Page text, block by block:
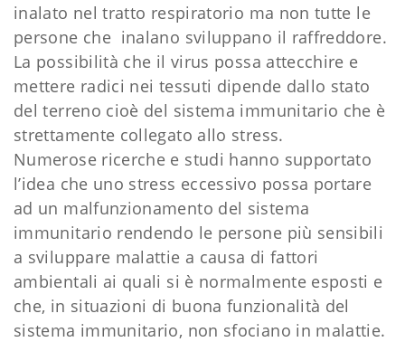
inalato nel tratto respiratorio ma non tutte le
persone che inalano sviluppano il raffreddore.
La possibilità che il virus possa attecchire e
mettere radici nei tessuti dipende dallo stato
del terreno cioè del sistema immunitario che è
strettamente collegato allo stress.
Numerose ricerche e studi hanno supportato
l’idea che uno stress eccessivo possa portare
ad un malfunzionamento del sistema
immunitario rendendo le persone più sensibili
a sviluppare malattie a causa di fattori
ambientali ai quali si è normalmente esposti e
che, in situazioni di buona funzionalità del
sistema immunitario, non sfociano in malattie.